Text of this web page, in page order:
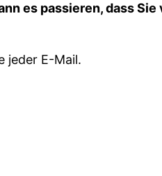
es passieren, dass Sie
jeder E-Mail.